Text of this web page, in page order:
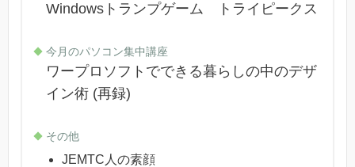
Windowsトランプゲーム トライピークス
今月のパソコン集中講座
ワープロソフトでできる暮らしの中のデザ
イン術 (再録)
その他
JEMTC人の素顔